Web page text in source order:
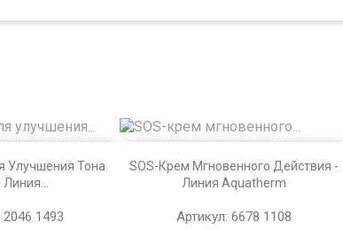
Улучшения Тона
2046 1493
SOS-Крем Мгновенного Действия -
Линия Aquatherm
Артикул: 6678 1108
 Просмотр